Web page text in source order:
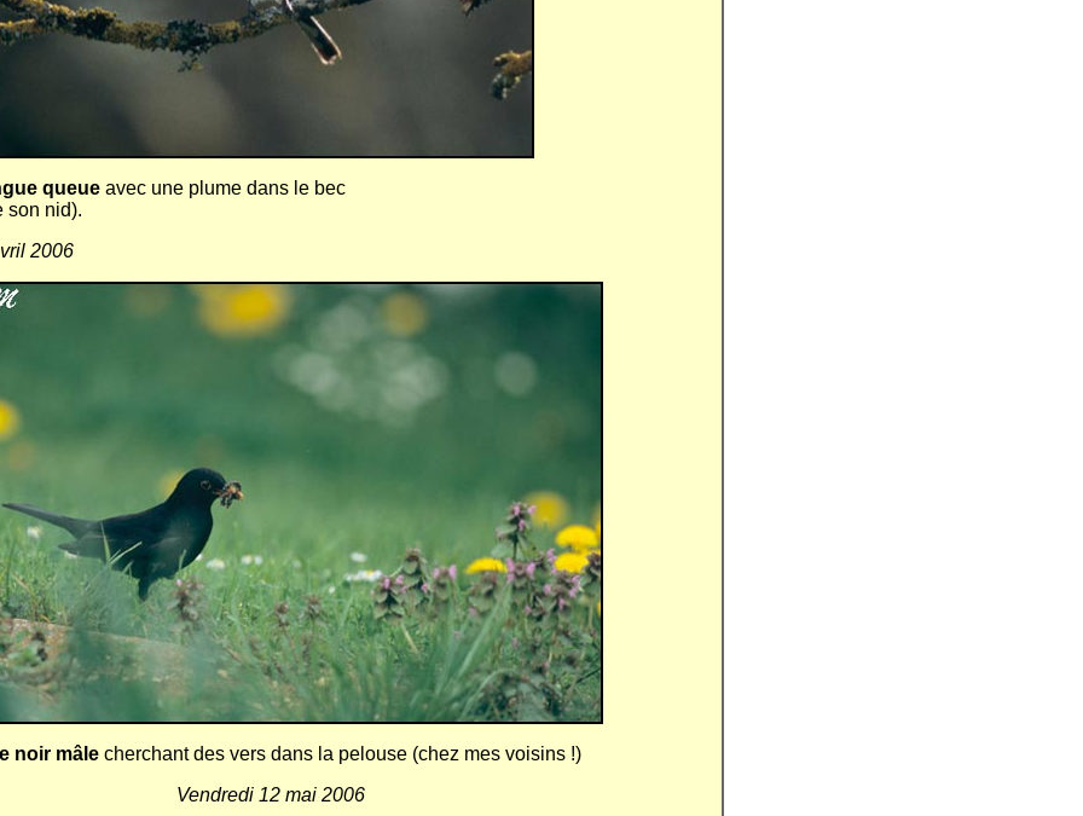
queue avec une plume dans le bec
son nid).
2006
noir mâle cherchant des vers dans la pelouse (chez mes voisins !)
Vendredi 12 mai 2006